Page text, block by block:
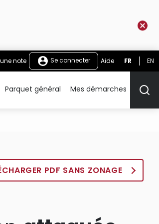
note Se connecter Aide FR EN
Parquet général Mes démarches
PDF SANS ZONAGE